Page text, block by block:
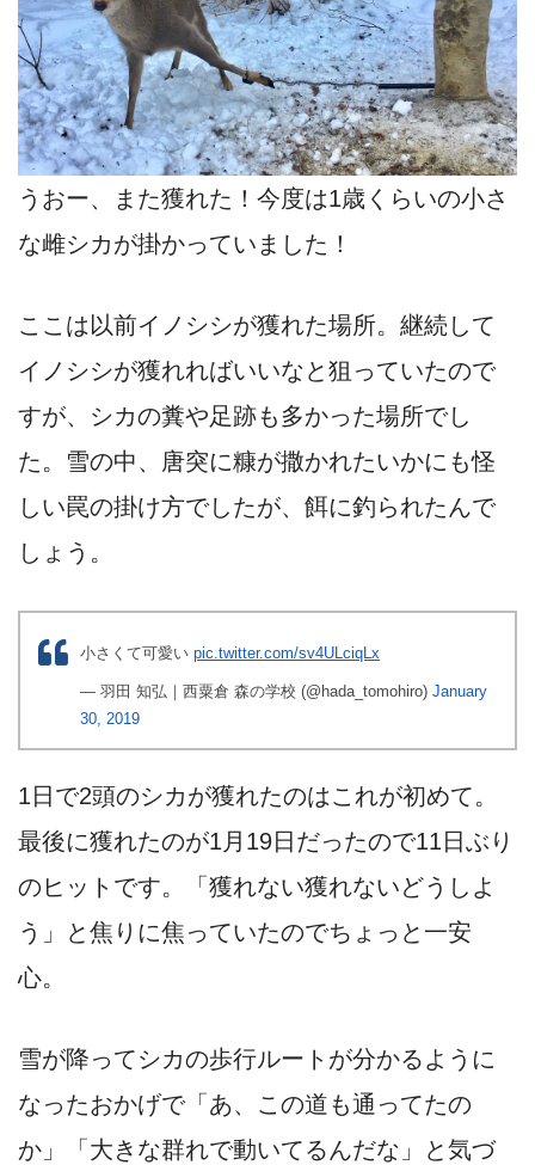
うおー、また獲れた！今度は1歳くらいの小さ
な雌シカが掛かっていました！
ここは以前イノシシが獲れた場所。継続して
イノシシが獲れればいいなと狙っていたので
すが、シカの糞や足跡も多かった場所でし
た。雪の中、唐突に糠が撒かれたいかにも怪
しい罠の掛け方でしたが、餌に釣られたんで
しょう。
小さくて可愛い pic.twitter.com/sv4ULciqLx
— 羽田 知弘｜西粟倉 森の学校 (@hada_tomohiro) January
30, 2019
1日で2頭のシカが獲れたのはこれが初めて。
最後に獲れたのが1月19日だったので11日ぶり
のヒットです。「獲れない獲れないどうしよ
う」と焦りに焦っていたのでちょっと一安
心。
雪が降ってシカの歩行ルートが分かるように
なったおかげで「あ、この道も通ってたの
か」「大きな群れで動いてるんだな」と気づ